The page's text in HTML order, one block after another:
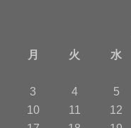
月
火 水
3
4 5
10
11 12